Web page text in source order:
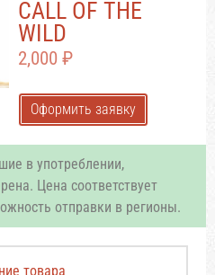
CALL OF THE
WILD
2,000 ₽
Оформить заявку
в употреблении,
Цена соответствует
отправки в регионы.
товара